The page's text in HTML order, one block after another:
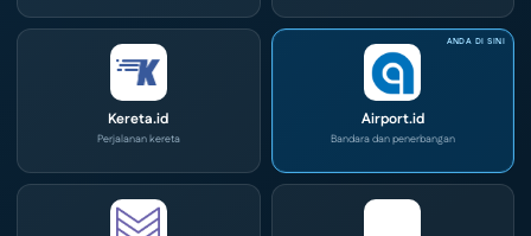
Kereta.id
Perjalanan kereta
Airport.id
Bandara dan penerbangan